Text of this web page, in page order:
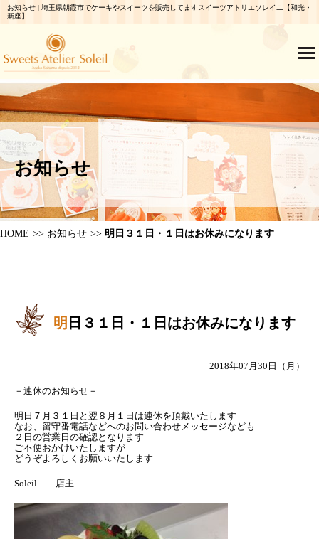
お知らせ | 埼玉県朝霞市でケーキやスイーツを販売してますスイーツアトリエソレイユ【和光・
新座】
お知らせ
HOME お知らせ 明日３１日・１日はお休みになります
明日３１日・１日はお休みになります
2018年07月30日（月）
－連休のお知らせ－
明日７月３１日と翌８月１日は連休を頂戴いたします
なお、留守番電話などへのお問い合わせメッセージなども
２日の営業日の確認となります
ご不便おかけいたしますが
どうぞよろしくお願いいたします
Soleil 店主